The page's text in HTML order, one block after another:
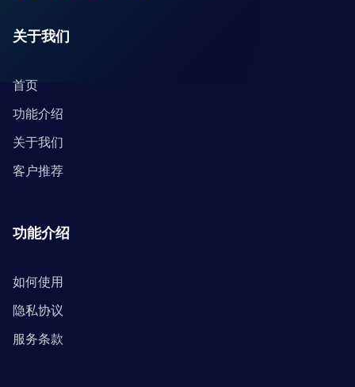
关于我们
首页
功能介绍
关于我们
客户推荐
功能介绍
如何使用
隐私协议
服务条款